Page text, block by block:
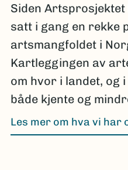
Siden
satt i gang en rekke
artsmangfoldet i
Kartleggingen av
om hvor i landet, og
både kjente og
Les mer om hva vi har